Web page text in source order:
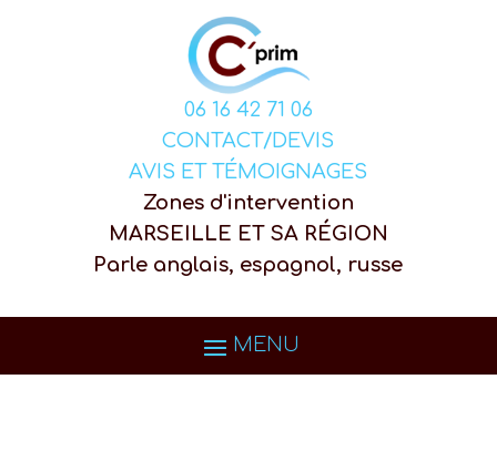
06 16 42 71 06
CONTACT/DEVIS
AVIS ET TÉMOIGNAGES
Zones d'intervention
MARSEILLE ET SA RÉGION
Parle anglais, espagnol, russe